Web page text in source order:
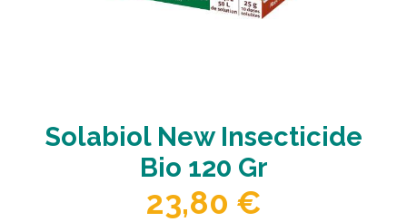
Solabiol New Insecticide
Bio 120 Gr
23,80 €